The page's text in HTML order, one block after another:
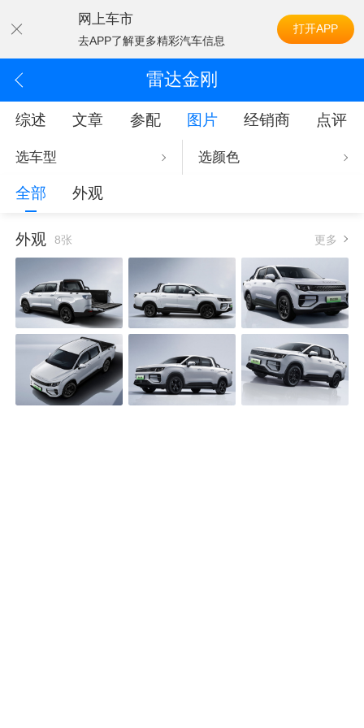
网上车市
去APP了解更多精彩汽车信息
打开APP
雷达金刚
综述 文章 参配 图片 经销商 点评
选车型 选颜色
全部 外观
外观 8张 更多